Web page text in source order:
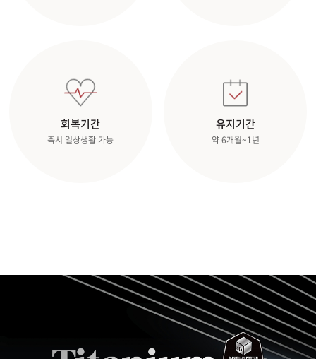
회복기간
즉시 일상생활 가능
유지기간
약 6개월~1년